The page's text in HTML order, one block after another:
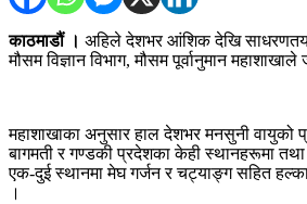
काठमाडौं । अहिले देशभर आंशिक देखि
मौसम विज्ञान विभाग, मौसम पूर्वानुमान
महाशाखाका अनुसार हाल देशभर मनसुनी वायुको
बागमती र गण्डकी प्रदेशका केही स्थानहरूमा तथा
एक-दुई स्थानमा मेघ गर्जन र चट्याङ्ग सहित
।